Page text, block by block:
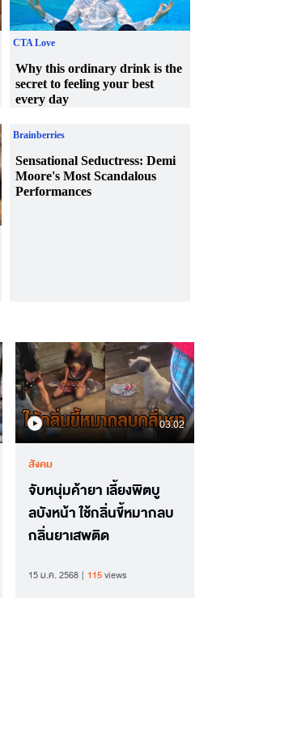
03.02
สังคม
จับหนุ่มค้ายา เลี้ยงพิตบู
ลบังหน้า ใช้กลิ่นขี้หมากลบ
กลิ่นยาเสพติด
15 ม.ค. 2568 115views